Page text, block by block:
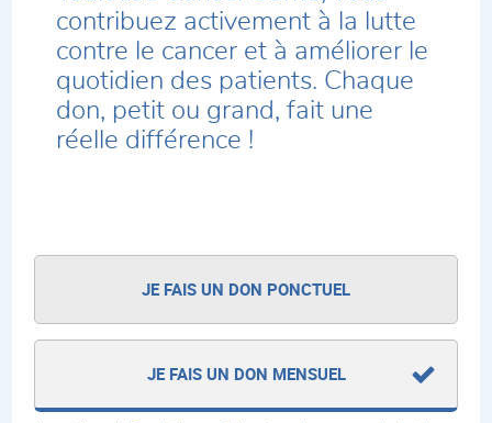
contribuez activement à la lutte
contre le cancer et à améliorer le
quotidien des patients. Chaque
don, petit ou grand, fait une
réelle différence !
JE FAIS UN DON PONCTUEL
JE FAIS UN DON MENSUEL